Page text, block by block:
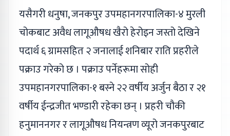
यसैगरी धनुषा, जनकपुर उपमहानगरपालिका-४ मुरली
चोकबाट अवैध लागूऔषध खैरो हेरोइन जस्तो देखिने
पदार्थ ६ ग्रामसहित २ जनालाई शनिबार राति प्रहरीले
पक्राउ गरेको छ । पक्राउ पर्नेहरूमा सोही
उपमहानगरपालिका-१ बस्ने २२ वर्षीय अर्जुन बैठा र २१
वर्षीय ईन्द्रजीत भण्डारी रहेका छन् । प्रहरी चौकी
हनुमाननगर र लागूऔषध नियन्त्रण व्यूरो जनकपुरबाट